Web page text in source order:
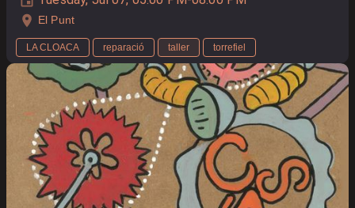
El Punt
LA CLOACA reparació taller torrefiel